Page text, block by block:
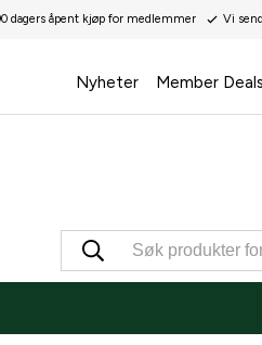
dagers åpent kjøp for medlemmer Vi
Nyheter Member